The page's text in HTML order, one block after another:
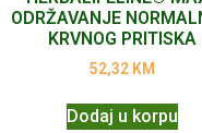
ODRŽAVANJE
KRVNOG PRITISKA
52,32 KM
Dodaj u korpu